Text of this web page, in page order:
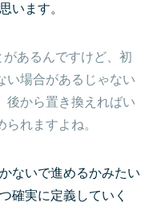
います。
あるんですけど、初
い場合があるじゃない
後から置き換えればい
れますよね。
ないで進めるかみたい
確実に定義していく